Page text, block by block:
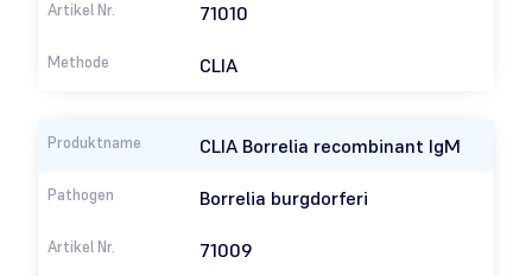
CLIA
71010
CLIA Borrelia recombinant IgM
Borrelia burgdorferi
71009